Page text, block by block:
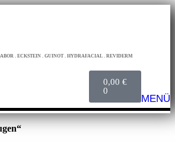
. ECKSTEIN . GUINOT . HYDRAFACIAL . REVIDERM
MENÜ
0,00 €
0